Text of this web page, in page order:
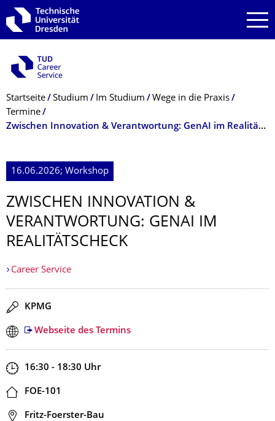
Zur Hauptnavigation springen
Zur Suche springen
Zum Inhalt springen
Breadcrumb-Menü
Startseite Studium Im Studium
Wege in die Praxis
Termine
Zwischen Innovation & Verantwortung: GenAI im Realitätscheck
16.06.2026; Workshop
ZWISCHEN INNOVATION &
VERANTWORTUNG: GENAI IM
REALITÄTSCHECK
Career Service
Redner
KPMG
Webseite des Termins
Zeit
16:30 - 18:30 Uhr
Ort
FOE-101
Adresse
Fritz-Foerster-Bau